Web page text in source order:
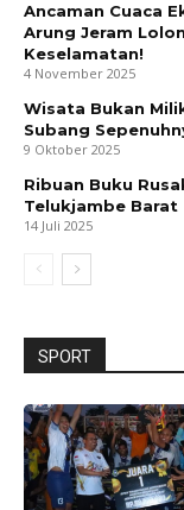
Ancaman Cuaca
Arung Jeram
Keselamatan!
4 November 2025
Wisata Bukan
Subang
9 Oktober 2025
Ribuan Buku
Telukjambe Barat
14 Juli 2025
SPORT